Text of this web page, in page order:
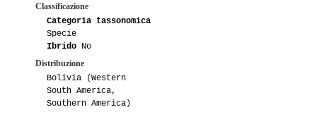
Classificazione
Categoria tassonomica
Specie
Ibrido No
Distribuzione
Bolivia (Western
South America,
Southern America)